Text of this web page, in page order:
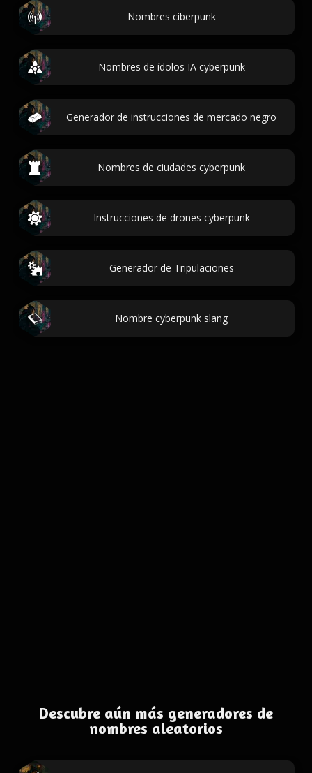
Nombres ciberpunk
Nombres de ídolos IA cyberpunk
Generador de instrucciones de mercado negro
Nombres de ciudades cyberpunk
Instrucciones de drones cyberpunk
Generador de Tripulaciones
Nombre cyberpunk slang
Descubre aún más generadores de
nombres aleatorios